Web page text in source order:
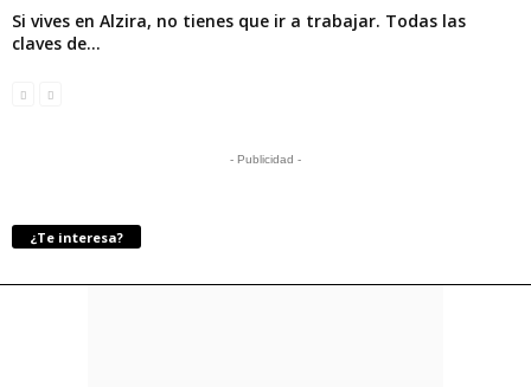
Si vives en Alzira, no tienes que ir a trabajar. Todas las
claves de...
- Publicidad -
¿Te interesa?